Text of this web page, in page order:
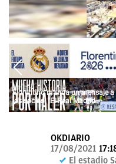
DIRECTO
FEMENINO
PAPARAZZI
OKDIARIO
Florentino manda un mensaje a
los socios: "El Real Madrid
siempre fue vuestro y siempre lo
OKDIARIO
17/08/2021
El estadio